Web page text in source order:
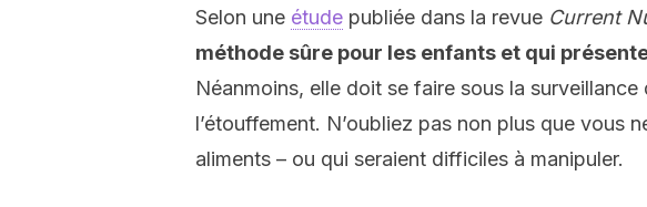
Selon une étude publiée dans la revue Current
méthode sûre pour les enfants et qui
Néanmoins, elle doit se faire sous la surveillance
l’étouffement. N’oubliez pas non plus que vous
aliments – ou qui seraient difficiles à manipuler.